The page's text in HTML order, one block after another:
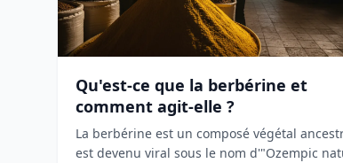
Qu'est-ce que la berbérine et
comment agit-elle ?
La berbérine est un composé végétal
est devenu viral sous le nom d'"Ozempic